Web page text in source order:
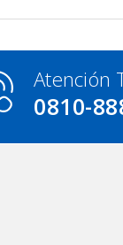
Atención
0810-